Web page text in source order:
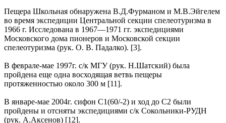
Пещера Школьная обнаружена В.Д.Фурманом и М.В.Эйгелем
во время экспедиции Центральной секции спелеотуризма в
1966 г. Исследована в 1967—1971 гг. экспедициями
Московского дома пионеров и Московской секции
спелеотуризма (рук. О. В. Падалко). [3].
В феврале-мае 1997г. с/к МГУ (рук. Н.Шатский) была
пройдена еще одна восходящая ветвь пещеры
протяженностью около 300 м [11].
В январе-мае 2004г. сифон С1(60/-2) и ход до С2 были
пройдены и отсняты экспедициями с/к Сокольники-РУДН
(рук. А.Аксенов) [12].